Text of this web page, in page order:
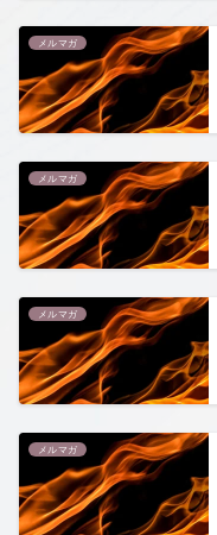
メルマガ
メルマガ
メルマガ
メルマガ